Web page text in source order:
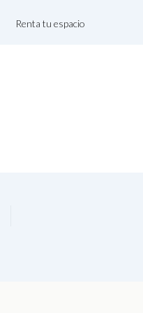
Renta tu espacio